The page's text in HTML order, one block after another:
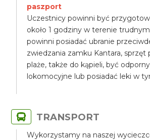
paszport
Uczestnicy powinni być
około 1 godziny w terenie
powinni posiadać ubranie
zwiedzania zamku Kantara, sprzęt
plaże, także do kąpieli, być
lokomocyjne lub posiadać leki w
TRANSPORT
Wykorzystamy na naszej